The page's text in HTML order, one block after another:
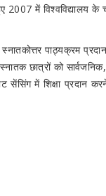
2007 में विश्वविद्यालय
पाठ्यक्रम
छात्रों को
सेंसिंग में शिक्षा प्रदान